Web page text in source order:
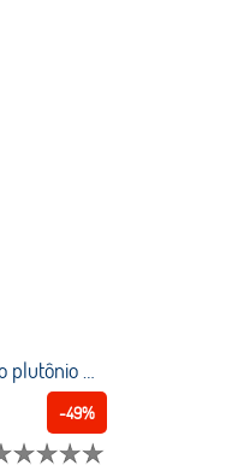
Grosso magro couro do plutônio mini saia para as mulheres outono inverno cintura alta escritório senhora simples elegante sexy bodycon preto saias curtas
-49%